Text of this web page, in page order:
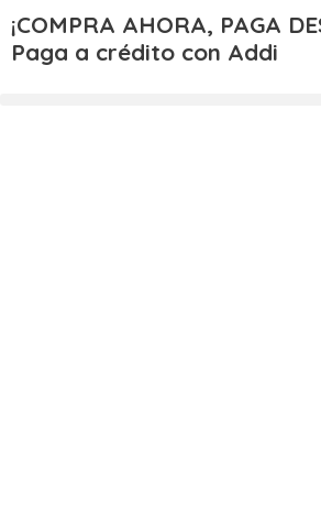
¡COMPRA AHORA, PAGA
Paga a crédito con Addi